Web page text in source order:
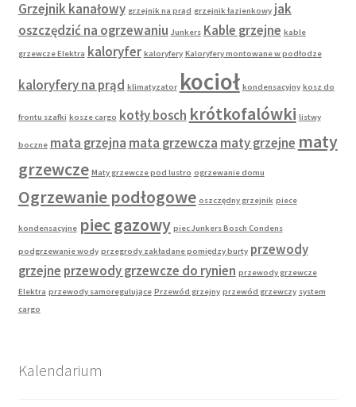
Grzejnik kanałowy grzejnik na prąd grzejnik łazienkowy jak
oszczędzić na ogrzewaniu Junkers Kable grzejne kable
grzewcze Elektra kaloryfer kaloryfery Kaloryfery montowane w podłodze
kaloryfery na prąd klimatyzator kocioł kondensacyjny kosz do
frontu szafki kosze cargo kotły bosch krótkofalówki listwy
boczne mata grzejna mata grzewcza maty grzejne maty
grzewcze Maty grzewcze pod lustro ogrzewanie domu
Ogrzewanie podłogowe oszczędny grzejnik piece
kondensacyjne piec gazowy piec Junkers Bosch Condens
podgrzewanie wody przegrody zakładane pomiędzy burty przewody
grzejne przewody grzewcze do rynien przewody grzewcze
Elektra przewody samoregulujące Przewód grzejny przewód grzewczy system
cargo
Kalendarium